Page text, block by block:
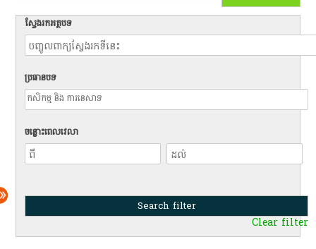
ស្វែងរកអត្ថបទ
ប្រធានបទ
ចន្លោះពេលវេលា
Clear filter